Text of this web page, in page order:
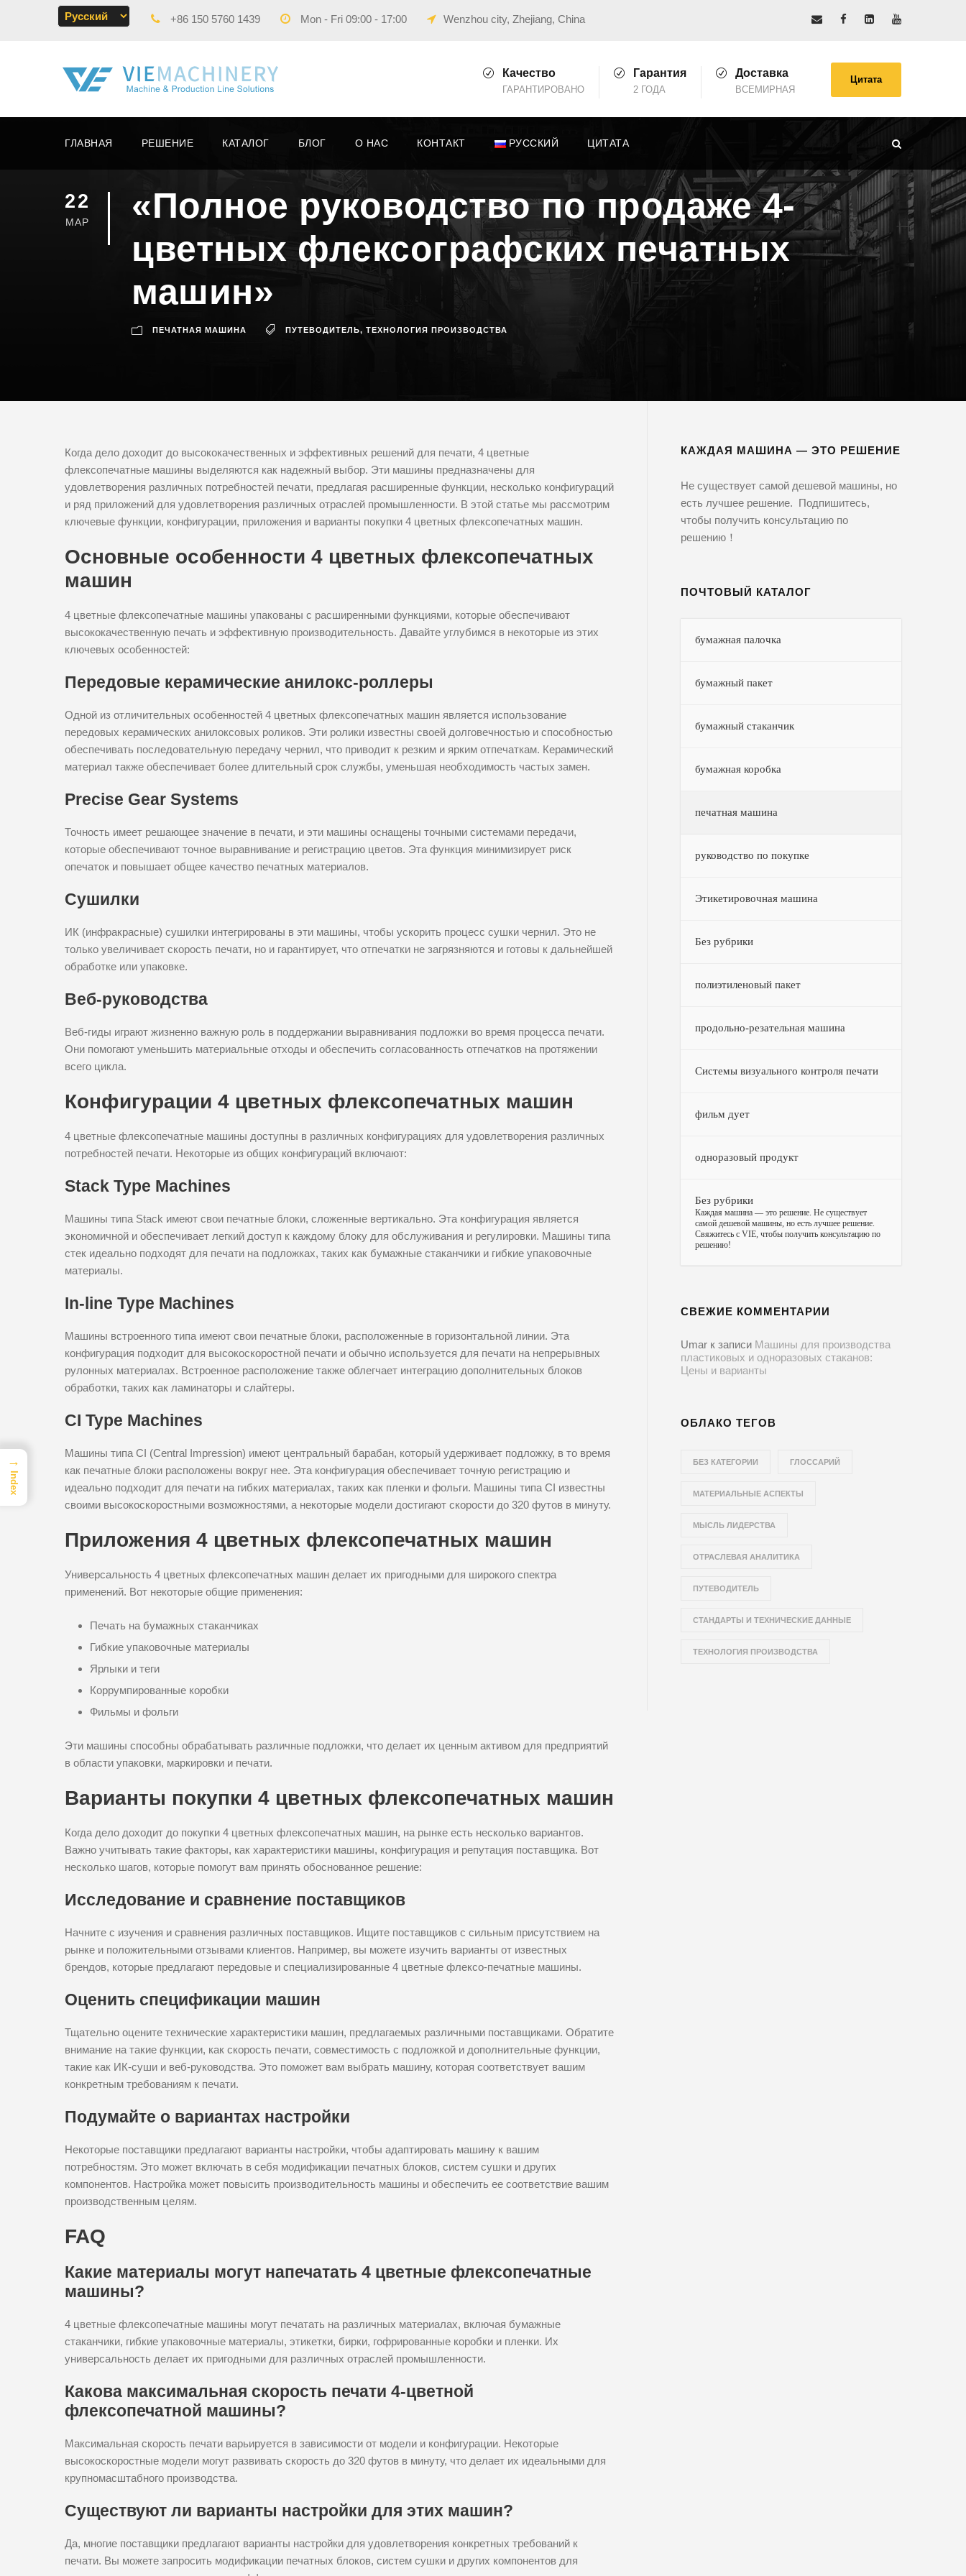
+86 150 5760 1439 Mon - Fri 09:00 - 17:00 Wenzhou city, Zhejiang, China
Качество
ГАРАНТИРОВАНО
Гарантия
2 ГОДА
Доставка
ВСЕМИРНАЯ
Цитата
ГЛАВНАЯ РЕШЕНИЕ КАТАЛОГ БЛОГ О НАС КОНТАКТ РУССКИЙ ЦИТАТА
22
МАР
«Полное руководство по продаже 4-
цветных флексографских печатных
машин»
ПЕЧАТНАЯ МАШИНА ПУТЕВОДИТЕЛЬ, ТЕХНОЛОГИЯ ПРОИЗВОДСТВА
Когда дело доходит до высококачественных и эффективных решений для печати, 4 цветные
флексопечатные машины выделяются как надежный выбор. Эти машины предназначены для
удовлетворения различных потребностей печати, предлагая расширенные функции, несколько конфигураций
и ряд приложений для удовлетворения различных отраслей промышленности. В этой статье мы рассмотрим
ключевые функции, конфигурации, приложения и варианты покупки 4 цветных флексопечатных машин.
Основные особенности 4 цветных флексопечатных
машин
4 цветные флексопечатные машины упакованы с расширенными функциями, которые обеспечивают
высококачественную печать и эффективную производительность. Давайте углубимся в некоторые из этих
ключевых особенностей:
Передовые керамические анилокс-роллеры
Одной из отличительных особенностей 4 цветных флексопечатных машин является использование
передовых керамических анилоксовых роликов. Эти ролики известны своей долговечностью и способностью
обеспечивать последовательную передачу чернил, что приводит к резким и ярким отпечаткам. Керамический
материал также обеспечивает более длительный срок службы, уменьшая необходимость частых замен.
Precise Gear Systems
Точность имеет решающее значение в печати, и эти машины оснащены точными системами передачи,
которые обеспечивают точное выравнивание и регистрацию цветов. Эта функция минимизирует риск
опечаток и повышает общее качество печатных материалов.
Сушилки
ИК (инфракрасные) сушилки интегрированы в эти машины, чтобы ускорить процесс сушки чернил. Это не
только увеличивает скорость печати, но и гарантирует, что отпечатки не загрязняются и готовы к дальнейшей
обработке или упаковке.
Веб-руководства
Веб-гиды играют жизненно важную роль в поддержании выравнивания подложки во время процесса печати.
Они помогают уменьшить материальные отходы и обеспечить согласованность отпечатков на протяжении
всего цикла.
Конфигурации 4 цветных флексопечатных машин
4 цветные флексопечатные машины доступны в различных конфигурациях для удовлетворения различных
потребностей печати. Некоторые из общих конфигураций включают:
Stack Type Machines
Машины типа Stack имеют свои печатные блоки, сложенные вертикально. Эта конфигурация является
экономичной и обеспечивает легкий доступ к каждому блоку для обслуживания и регулировки. Машины типа
стек идеально подходят для печати на подложках, таких как бумажные стаканчики и гибкие упаковочные
материалы.
In-line Type Machines
Машины встроенного типа имеют свои печатные блоки, расположенные в горизонтальной линии. Эта
конфигурация подходит для высокоскоростной печати и обычно используется для печати на непрерывных
рулонных материалах. Встроенное расположение также облегчает интеграцию дополнительных блоков
обработки, таких как ламинаторы и слайтеры.
CI Type Machines
Машины типа CI (Central Impression) имеют центральный барабан, который удерживает подложку, в то время
как печатные блоки расположены вокруг нее. Эта конфигурация обеспечивает точную регистрацию и
идеально подходит для печати на гибких материалах, таких как пленки и фольги. Машины типа CI известны
своими высокоскоростными возможностями, а некоторые модели достигают скорости до 320 футов в минуту.
Приложения 4 цветных флексопечатных машин
Универсальность 4 цветных флексопечатных машин делает их пригодными для широкого спектра
применений. Вот некоторые общие применения:
Печать на бумажных стаканчиках
Гибкие упаковочные материалы
Ярлыки и теги
Коррумпированные коробки
Фильмы и фольги
Эти машины способны обрабатывать различные подложки, что делает их ценным активом для предприятий
в области упаковки, маркировки и печати.
Варианты покупки 4 цветных флексопечатных машин
Когда дело доходит до покупки 4 цветных флексопечатных машин, на рынке есть несколько вариантов.
Важно учитывать такие факторы, как характеристики машины, конфигурация и репутация поставщика. Вот
несколько шагов, которые помогут вам принять обоснованное решение:
Исследование и сравнение поставщиков
Начните с изучения и сравнения различных поставщиков. Ищите поставщиков с сильным присутствием на
рынке и положительными отзывами клиентов. Например, вы можете изучить варианты от известных
брендов, которые предлагают передовые и специализированные 4 цветные флексо-печатные машины.
Оценить спецификации машин
Тщательно оцените технические характеристики машин, предлагаемых различными поставщиками. Обратите
внимание на такие функции, как скорость печати, совместимость с подложкой и дополнительные функции,
такие как ИК-суши и веб-руководства. Это поможет вам выбрать машину, которая соответствует вашим
конкретным требованиям к печати.
Подумайте о вариантах настройки
Некоторые поставщики предлагают варианты настройки, чтобы адаптировать машину к вашим
потребностям. Это может включать в себя модификации печатных блоков, систем сушки и других
компонентов. Настройка может повысить производительность машины и обеспечить ее соответствие вашим
производственным целям.
FAQ
Какие материалы могут напечатать 4 цветные флексопечатные
машины?
4 цветные флексопечатные машины могут печатать на различных материалах, включая бумажные
стаканчики, гибкие упаковочные материалы, этикетки, бирки, гофрированные коробки и пленки. Их
универсальность делает их пригодными для различных отраслей промышленности.
Какова максимальная скорость печати 4-цветной
флексопечатной машины?
Максимальная скорость печати варьируется в зависимости от модели и конфигурации. Некоторые
высокоскоростные модели могут развивать скорость до 320 футов в минуту, что делает их идеальными для
крупномасштабного производства.
Существуют ли варианты настройки для этих машин?
Да, многие поставщики предлагают варианты настройки для удовлетворения конкретных требований к
печати. Вы можете запросить модификации печатных блоков, систем сушки и других компонентов для
КАЖДАЯ МАШИНА — ЭТО РЕШЕНИЕ
Не существует самой дешевой машины, но
есть лучшее решение. Подпишитесь,
чтобы получить консультацию по
решению！
ПОЧТОВЫЙ КАТАЛОГ
бумажная палочка
бумажный пакет
бумажный стаканчик
бумажная коробка
печатная машина
руководство по покупке
Этикетировочная машина
Без рубрики
полиэтиленовый пакет
продольно-резательная машина
Системы визуального контроля печати
фильм дует
одноразовый продукт
Без рубрики
–
Каждая машина — это решение. Не существует
самой дешевой машины, но есть лучшее решение.
Свяжитесь с VIE, чтобы получить консультацию по
решению!
СВЕЖИЕ КОММЕНТАРИИ
Umar к записи Машины для производства
пластиковых и одноразовых стаканов:
Цены и варианты
ОБЛАКО ТЕГОВ
БЕЗ КАТЕГОРИИ ГЛОССАРИЙ
МАТЕРИАЛЬНЫЕ АСПЕКТЫ
МЫСЛЬ ЛИДЕРСТВА
ОТРАСЛЕВАЯ АНАЛИТИКА
ПУТЕВОДИТЕЛЬ
СТАНДАРТЫ И ТЕХНИЧЕСКИЕ ДАННЫЕ
ТЕХНОЛОГИЯ ПРОИЗВОДСТВА
→
Index